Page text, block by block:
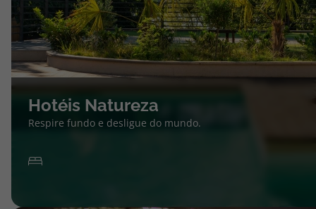
Hotéis Natureza
Respire fundo e desligue do mundo.